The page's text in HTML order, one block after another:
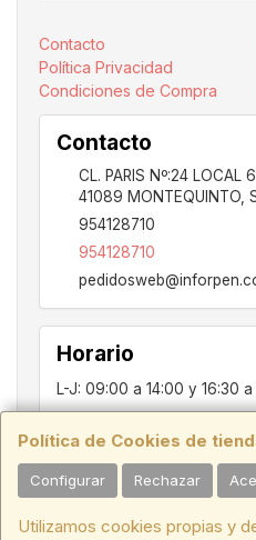
Política de Cookies de
Configurar Rechazar
Utilizamos cookies propias y
Contacto
Política Privacidad
Condiciones de Compra
Contacto
CL. PARIS Nº:24 LOCAL 6
41089 MONTEQUINTO
954128710
954128710
Horario
L-J: 09:00 a 14:00 y 16:30
PARIS, 24, LOCAL 6, 41089,
C.I.F.:ESB91914697 -
HORARIO INVIERNO:Lunes a